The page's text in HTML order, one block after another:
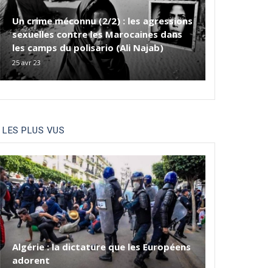
Un crime méconnu (2/2) : les agressions
sexuelles contre les Marocaines dans
les camps du polisario (Ali Najab)
25 avr 23
LES PLUS VUS
Algérie : la dictature que les Européens
adorent